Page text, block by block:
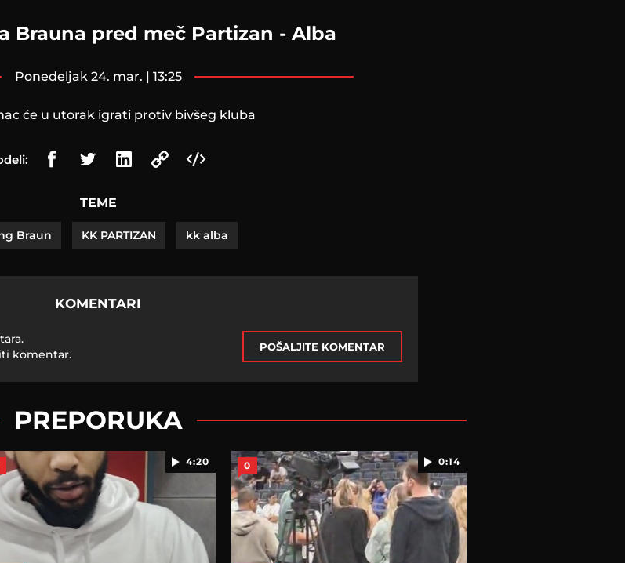
Brauna pred meč Partizan - Alba
ponedeljak 24. mar. | 13:25
će u utorak igrati protiv bivšeg kluba
TEME
Braun KK PARTIZAN kk alba
KOMENTARI
komentar.
POŠALJITE KOMENTAR
PREPORUKA
4:20 0:14
0